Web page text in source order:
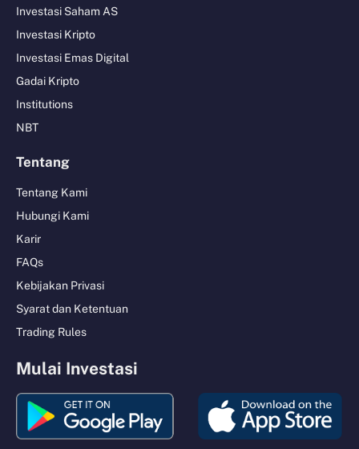
Investasi Saham AS
Investasi Kripto
Investasi Emas Digital
Gadai Kripto
Institutions
NBT
Tentang
Tentang Kami
Hubungi Kami
Karir
FAQs
Kebijakan Privasi
Syarat dan Ketentuan
Trading Rules
Mulai Investasi